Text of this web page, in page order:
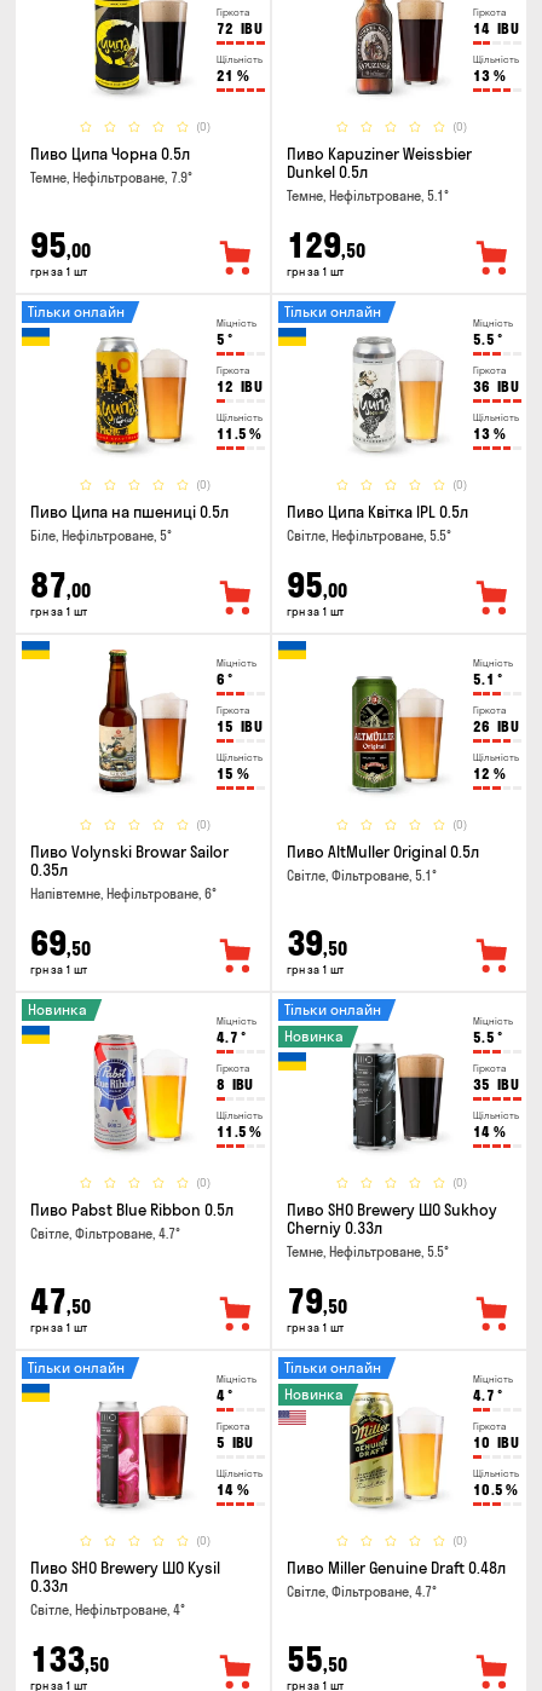
Гіркота
72 IBU
Щільність
21 %
(0)
Пиво Ципа Чорна 0.5л
Темне, Нефільтроване, 7.9°
95,00
грн за 1 шт
Гіркота
14 IBU
Щільність
13 %
(0)
Пиво Kapuziner Weissbier
Dunkel 0.5л
Темне, Нефільтроване, 5.1°
129,50
грн за 1 шт
Міцність
5 °
Гіркота
12 IBU
Щільність
11.5 %
(0)
Тільки онлайн
Пиво Ципа на пшениці 0.5л
Біле, Нефільтроване, 5°
87,00
грн за 1 шт
Міцність
5.5 °
Гіркота
36 IBU
Щільність
13 %
(0)
Тільки онлайн
Пиво Ципа Квітка IPL 0.5л
Світле, Нефільтроване, 5.5°
95,00
грн за 1 шт
Міцність
6 °
Гіркота
15 IBU
Щільність
15 %
(0)
Пиво Volynski Browar Sailor
0.35л
Напівтемне, Нефільтроване, 6°
69,50
грн за 1 шт
Міцність
5.1 °
Гіркота
26 IBU
Щільність
12 %
(0)
Пиво AltMuller Original 0.5л
Світле, Фільтроване, 5.1°
39,50
грн за 1 шт
Міцність
4.7 °
Гіркота
8 IBU
Щільність
11.5 %
(0)
Новинка
Пиво Pabst Blue Ribbon 0.5л
Світле, Фільтроване, 4.7°
47,50
грн за 1 шт
Міцність
5.5 °
Гіркота
35 IBU
Щільність
14 %
(0)
Тільки онлайн
Новинка
Пиво SHO Brewery ШО Sukhoy
Cherniy 0.33л
Темне, Нефільтроване, 5.5°
79,50
грн за 1 шт
Міцність
4°
Гіркота
5 IBU
Щільність
14 %
(0)
Тільки онлайн
Пиво SHO Brewery ШО Kysil
0.33л
Світле, Нефільтроване, 4°
133,50
грн за 1 шт
Міцність
4.7 °
Гіркота
10 IBU
Щільність
10.5 %
(0)
Тільки онлайн
Новинка
Пиво Miller Genuine Draft 0.48л
Світле, Фільтроване, 4.7°
55,50
грн за 1 шт